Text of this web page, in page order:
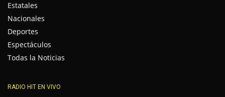
Estatales
Nacionales
Deportes
Espectáculos
Todas la Noticias
RADIO HIT EN VIVO